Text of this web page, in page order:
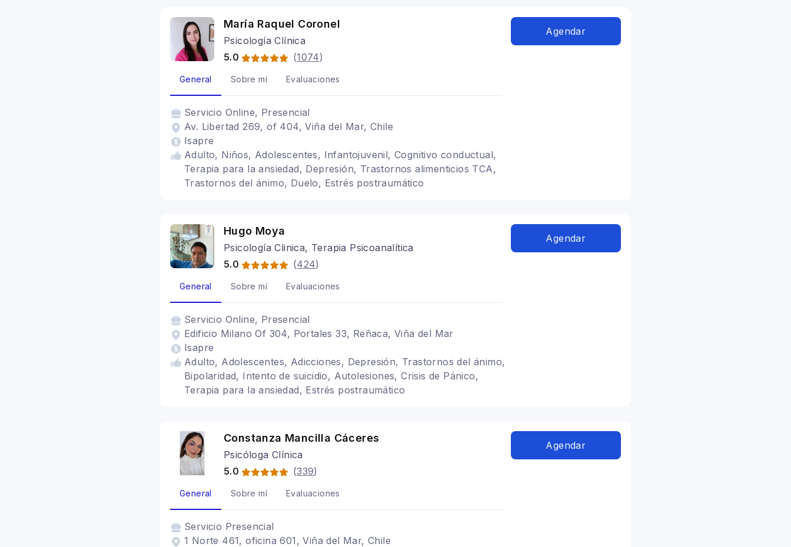
María Raquel Coronel
Psicología Clínica
5.0
(1074)
General Sobre mí Evaluaciones
Servicio Online, Presencial
Av. Libertad 269, of 404, Viña del Mar, Chile
Isapre
Adulto, Niños, Adolescentes, Infantojuvenil, Cognitivo conductual,
Terapia para la ansiedad, Depresión, Trastornos alimenticios TCA,
Trastornos del ánimo, Duelo, Estrés postraumático
Agendar
Hugo Moya
Psicología Clinica, Terapia Psicoanalítica
5.0
(424)
General Sobre mí Evaluaciones
Servicio Online, Presencial
Edificio Milano Of 304, Portales 33, Reñaca, Viña del Mar
Isapre
Adulto, Adolescentes, Adicciones, Depresión, Trastornos del ánimo,
Bipolaridad, Intento de suicidio, Autolesiones, Crisis de Pánico,
Terapia para la ansiedad, Estrés postraumático
Agendar
Constanza Mancilla Cáceres
Psicóloga Clínica
5.0
(339)
General Sobre mí Evaluaciones
Servicio Presencial
1 Norte 461, oficina 601, Viña del Mar, Chile
Agendar